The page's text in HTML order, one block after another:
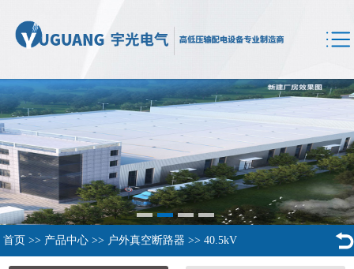
首页 >> 产品中心 >> 户外真空断路器 >> 40.5kV